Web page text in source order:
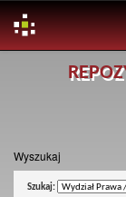
Wyszukaj
Szukaj: